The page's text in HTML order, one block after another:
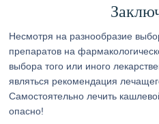
Несмотря на разнообразие
препаратов на
выбора того или иного
являться рекомендация
Самостоятельно лечить
опасно!